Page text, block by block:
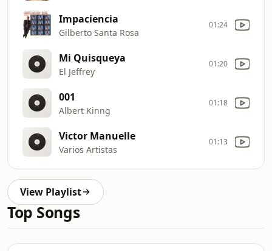
Impaciencia
Gilberto Santa Rosa
01:24
Mi Quisqueya
El Jeffrey
01:20
001
Albert Kinng
01:18
Victor Manuelle
Varios Artistas
01:13
View Playlist
Top Songs